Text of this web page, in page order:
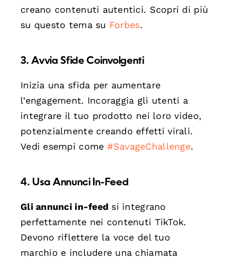
creano contenuti autentici. Scopri di più
su questo tema su Forbes.
3. Avvia Sfide Coinvolgenti
Inizia una sfida per aumentare
l’engagement. Incoraggia gli utenti a
integrare il tuo prodotto nei loro video,
potenzialmente creando effetti virali.
Vedi esempi come #SavageChallenge.
4. Usa Annunci In-Feed
Gli annunci in-feed si integrano
perfettamente nei contenuti TikTok.
Devono riflettere la voce del tuo
marchio e includere una chiamata